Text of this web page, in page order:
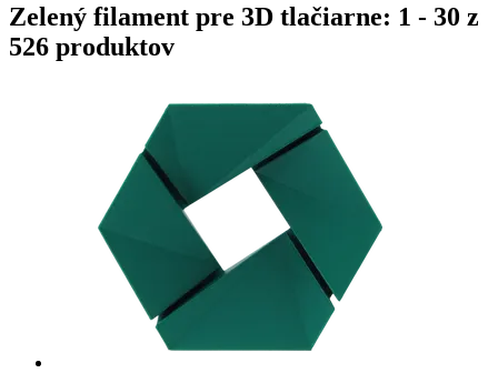
Zelený filament pre 3D tlačiarne: 1 - 30 z
526 produktov